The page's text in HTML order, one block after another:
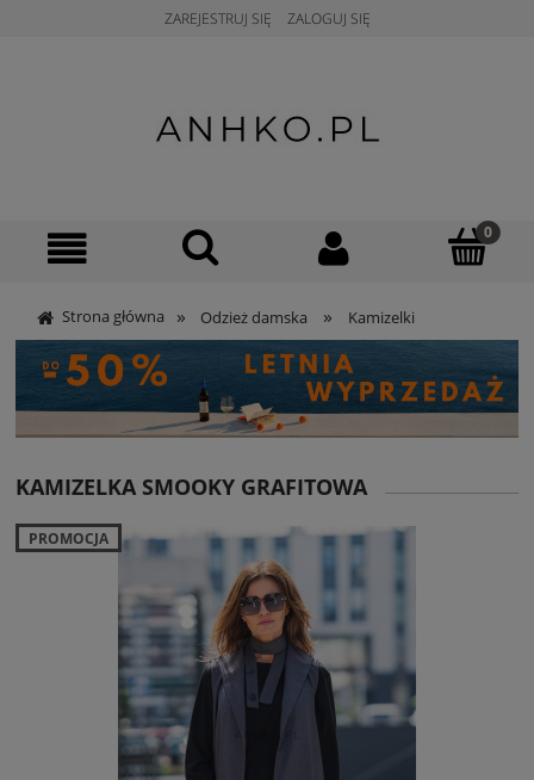
ZAREJESTRUJ SIĘ ZALOGUJ SIĘ
Strona główna » Odzież damska » Kamizelki
KAMIZELKA SMOOKY GRAFITOWA
PROMOCJA